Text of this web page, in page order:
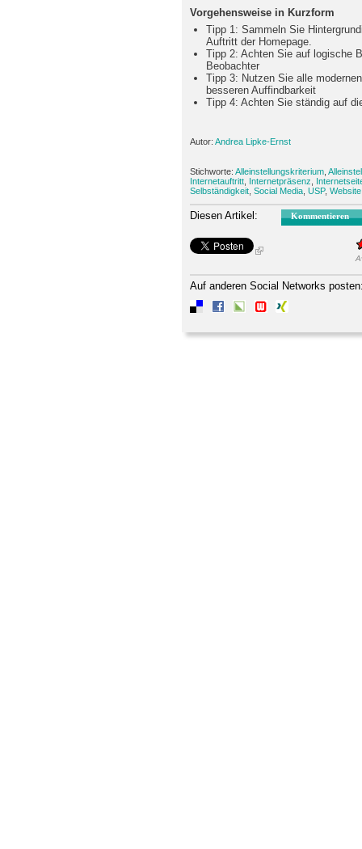
Vorgehensweise in Kurzform
Tipp 1: Sammeln Sie
Auftritt der Homepage.
Tipp 2: Achten Sie auf logische
Beobachter
Tipp 3: Nutzen Sie alle
besseren Auffindbarkeit
Tipp 4: Achten Sie ständig auf
Autor: Andrea Lipke-Ernst
Stichworte: Alleinstellungskriterium
Internetauftritt Internetpräsenz
Selbständigkeit Social Media USP, Website
Diesen Artikel: Kommentieren
Auf anderen Social Networks